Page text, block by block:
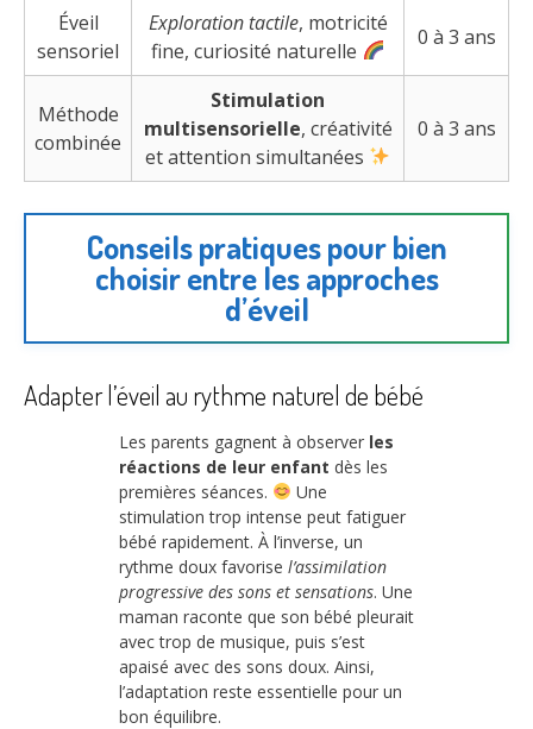
Éveil
sensoriel
Exploration tactile, motricité
fine, curiosité naturelle
0 à 3 ans
Méthode
combinée
Stimulation
multisensorielle, créativité
et attention simultanées
0 à 3 ans
Conseils pratiques pour bien
choisir entre les approches
d’éveil
Adapter l’éveil au rythme naturel de bébé
Les parents gagnent à observer les
réactions de leur enfant dès les
premières séances.
Une
stimulation trop intense peut fatiguer
bébé rapidement. À l’inverse, un
rythme doux favorise l’assimilation
progressive des sons et sensations. Une
maman raconte que son bébé pleurait
avec trop de musique, puis s’est
apaisé avec des sons doux. Ainsi,
l’adaptation reste essentielle pour un
bon équilibre.